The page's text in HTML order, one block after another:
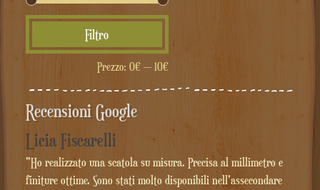
Min
Max
Filtro
Prezzo: 0€— 10€
Recensioni Google
Licia Fiscarelli
"Ho realizzato una scatola su misura. Precisa al millimetro e
finiture ottime. Sono stati molto disponibili nell'assecondare